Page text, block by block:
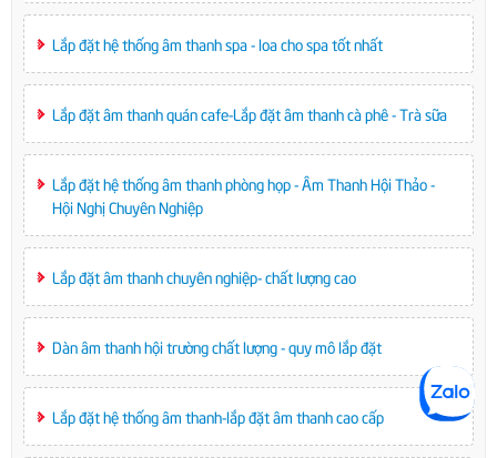
Lắp đặt hệ thống âm thanh spa - loa cho spa tốt nhất
Lắp đặt âm thanh quán cafe-Lắp đặt âm thanh cà phê - Trà sữa
Lắp đặt hệ thống âm thanh phòng họp - Âm Thanh Hội Thảo -
Hội Nghị Chuyên Nghiệp
Lắp đặt âm thanh chuyên nghiệp- chất lượng cao
Dàn âm thanh hội trường chất lượng - quy mô lắp đặt
Lắp đặt hệ thống âm thanh-lắp đặt âm thanh cao cấp